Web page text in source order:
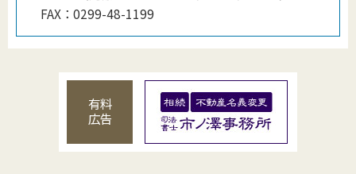
FAX： 0299-48-1199
有料
広告